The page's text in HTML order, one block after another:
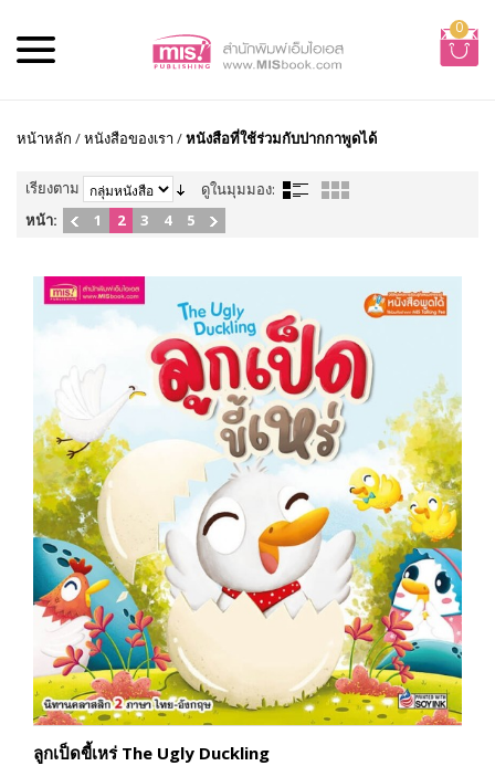
0
หน้าหลัก /หนังสือของเรา /หนังสือที่ใช้ร่วมกับปากกาพูดได้
เรียงตาม
ดูในมุมมอง:
หน้า:
1 2 3 4 5
ลูกเป็ดขี้เหร่ The Ugly Duckling